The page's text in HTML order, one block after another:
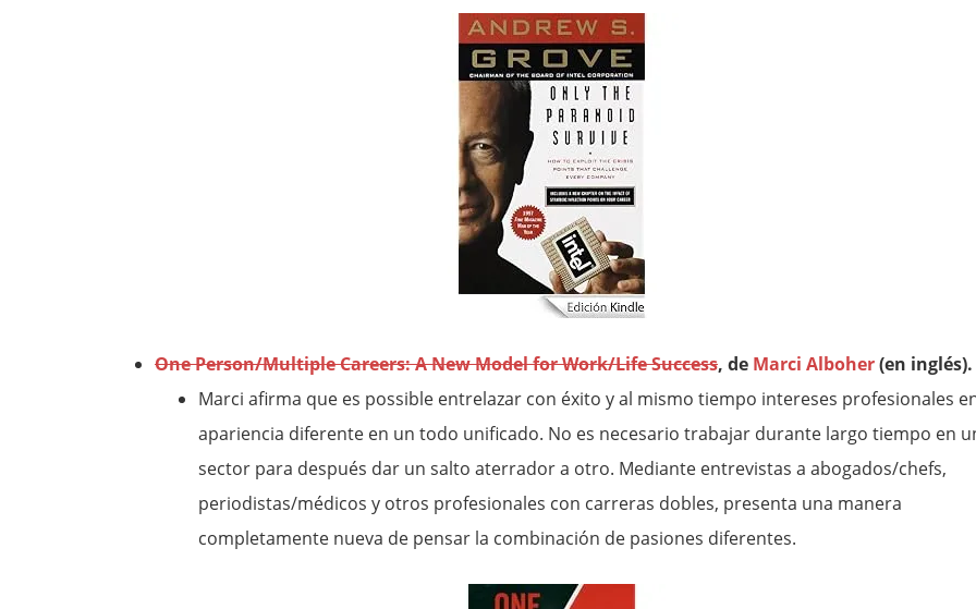
One Person/Multiple Careers: A New Model for Work/Life Success, de Marci Alboher(en inglés).
Marci afirma que es possible entrelazar con éxito y al mismo tiempo intereses profesionales
apariencia diferente en un todo unificado. No es necesario trabajar durante largo tiempo en
sector para después dar un salto aterrador a otro. Mediante entrevistas a abogados/chefs,
periodistas/médicos y otros profesionales con carreras dobles, presenta una manera
completamente nueva de pensar la combinación de pasiones diferentes.